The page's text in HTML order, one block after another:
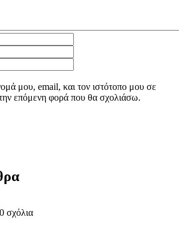
μου, email, και τον ιστότοπο μου σε
επόμενη φορά που θα σχολιάσω.
0 σχόλια